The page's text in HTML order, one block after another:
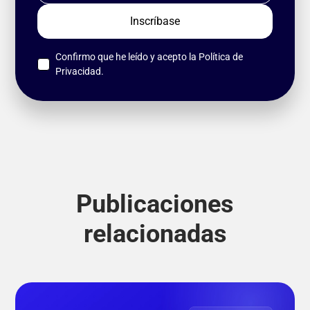
Confirmo que he leído y acepto la Política de
Privacidad.
Publicaciones
relacionadas